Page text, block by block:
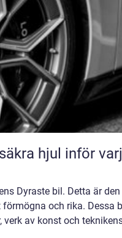
Dyraste bil. Detta är den
och rika. Dessa
av konst och